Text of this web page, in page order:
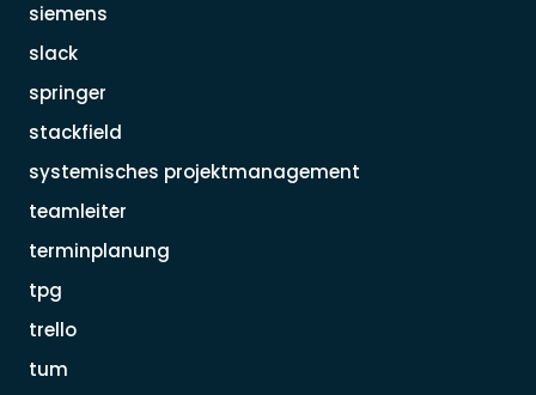
siemens
slack
springer
stackfield
systemisches projektmanagement
teamleiter
terminplanung
tpg
trello
tum